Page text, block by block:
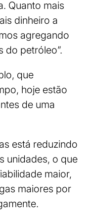
Quanto mais
dinheiro a
agregando
do petróleo”.
que
hoje estão
de uma
está reduzindo
unidades, o que
maior,
maiores por